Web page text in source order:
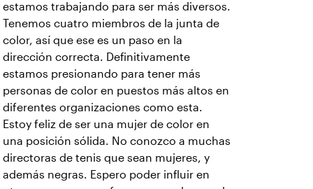
estamos trabajando para ser más diversos.
Tenemos cuatro miembros de la junta de
color, así que ese es un paso en la
dirección correcta. Definitivamente
estamos presionando para tener más
personas de color en puestos más altos en
diferentes organizaciones como esta.
Estoy feliz de ser una mujer de color en
una posición sólida. No conozco a muchas
directoras de tenis que sean mujeres, y
además negras. Espero poder influir en